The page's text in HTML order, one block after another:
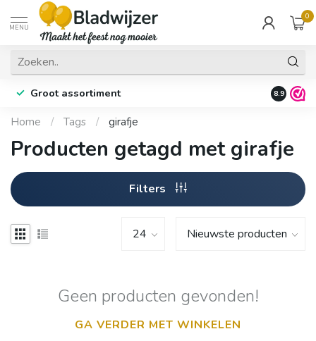
MENU
0
Groot assortiment Fysieke
8.9
Home / Tags / girafje
Producten getagd met girafje
Filters
Geen producten gevonden!
GA VERDER MET WINKELEN